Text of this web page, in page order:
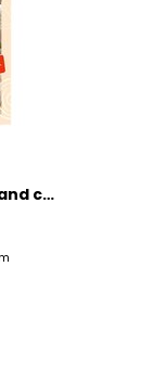
Buch "Amigurumis - soft and cosy!"